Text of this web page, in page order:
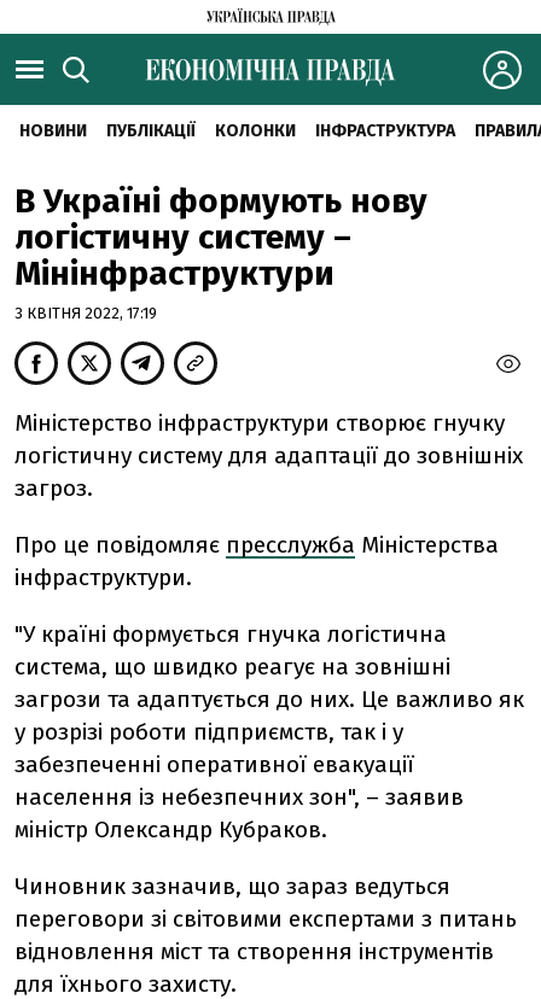
НОВИНИ ПУБЛІКАЦІЇ КОЛОНКИ ІНФРАСТРУКТУРА
В Україні формують нову
логістичну систему –
Мінінфраструктури
3 КВІТНЯ 2022, 17:19
Міністерство інфраструктури створює гнучку
логістичну систему для адаптації до зовнішніх
загроз.
Про це повідомляє пресслужба Міністерства
інфраструктури.
"У країні формується гнучка логістична
система, що швидко реагує на зовнішні
загрози та адаптується до них. Це важливо як
у розрізі роботи підприємств, так і у
забезпеченні оперативної евакуації
населення із небезпечних зон", – заявив
міністр Олександр Кубраков.
Чиновник зазначив, що зараз ведуться
переговори зі світовими експертами з питань
відновлення міст та створення інструментів
для їхнього захисту.